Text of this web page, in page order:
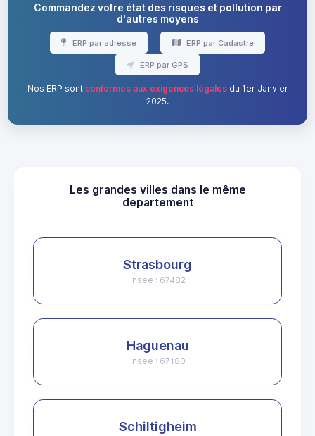
Commandez votre état des risques et pollution par
d'autres moyens
ERP par adresse ERP par Cadastre
ERP par GPS
Nos ERP sont conformes aux exigences légalesdu 1er Janvier
2025.
Les grandes villes dans le même
departement
Strasbourg
Insee : 67482
Haguenau
Insee : 67180
Schiltigheim